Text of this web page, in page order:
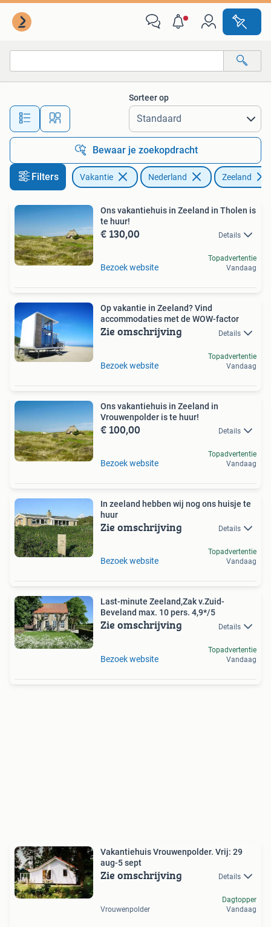
Alle afstanden…
Sorteer op
Bewaar je zoekopdracht
Filters Vakantie Nederland Zeeland
Ons vakantiehuis in Zeeland in Tholen is
te huur!
€ 130,00 Details
Bezoek website
Topadvertentie
Vandaag
Op vakantie in Zeeland? Vind
accommodaties met de WOW-factor
Zie omschrijving Details
Bezoek website
Topadvertentie
Vandaag
Ons vakantiehuis in Zeeland in
Vrouwenpolder is te huur!
€ 100,00 Details
Bezoek website
Topadvertentie
Vandaag
In zeeland hebben wij nog ons huisje te
huur
Zie omschrijving Details
Bezoek website
Topadvertentie
Vandaag
Last-minute Zeeland,Zak v.Zuid-
Beveland max. 10 pers. 4,9*/5
Zie omschrijving Details
Bezoek website
Topadvertentie
Vandaag
Vakantiehuis Vrouwenpolder. Vrij: 29
aug-5 sept
Zie omschrijving Details
Vrouwenpolder
Dagtopper
Vandaag